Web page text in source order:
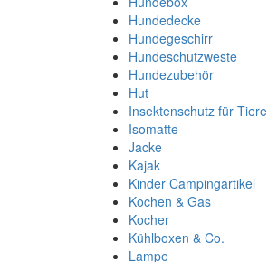
Hundedecke
Hundegeschirr
Hundeschutzweste
Hundezubehör
Hut
Insektenschutz für Tiere
Isomatte
Jacke
Kajak
Kinder Campingartikel
Kochen & Gas
Kocher
Kühlboxen & Co.
Lampe